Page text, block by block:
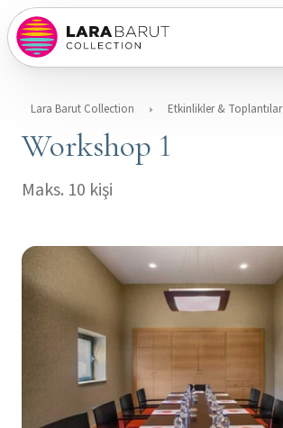
Lara Barut Collection Etkinlikler & Toplantılar
Workshop 1
Maks. 10 kişi